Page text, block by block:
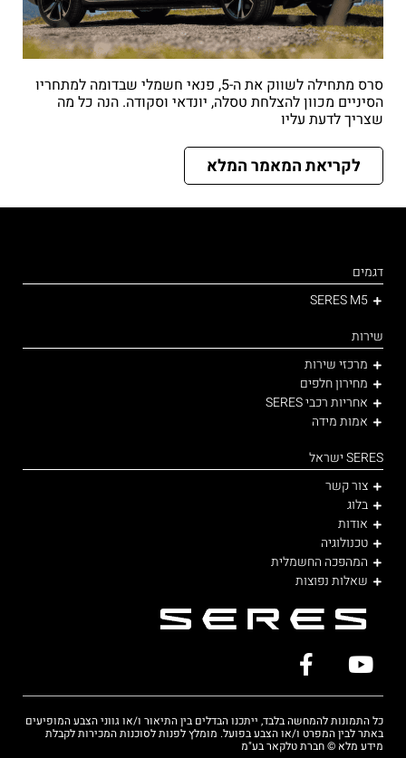
סרס מתחילה לשווק את ה-5, פנאי חשמלי שבדומה למתחריו
הסיניים מכוון להצלחת טסלה, יונדאי וסקודה. הנה כל מה
שצריך לדעת עליו
לקריאת המאמר המלא
דגמים
SERES M5
שירות
מרכזי שירות
מחירון חלפים
אחריות רכבי SERES
אמות מידה
SERES ישראל
צור קשר
בלוג
אודות
טכנולוגיה
המהפכה החשמלית
שאלות נפוצות
כל התמונות להמחשה בלבד, ייתכנו הבדלים בין התיאור ו/או גווני הצבע המופיעים
באתר לבין המפרט ו/או הצבע בפועל. מומלץ לפנות לסוכנות המכירות לקבלת
מידע מלא © חברת טלקאר בע"מ